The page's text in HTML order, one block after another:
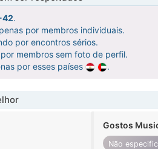
.
por membros individuais.
por encontros sérios.
membros sem foto de perfil.
por esses países
.
Gostos
Não